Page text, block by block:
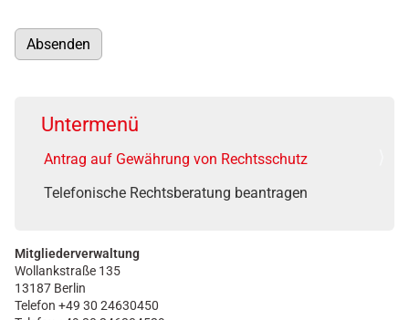
Absenden
Untermenü
Antrag auf Gewährung von Rechtsschutz
Telefonische Rechtsberatung beantragen
Mitgliederverwaltung
Wollankstraße 135
13187 Berlin
Telefon +49 30 24630450